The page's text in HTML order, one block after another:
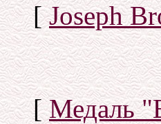
[Joseph
[